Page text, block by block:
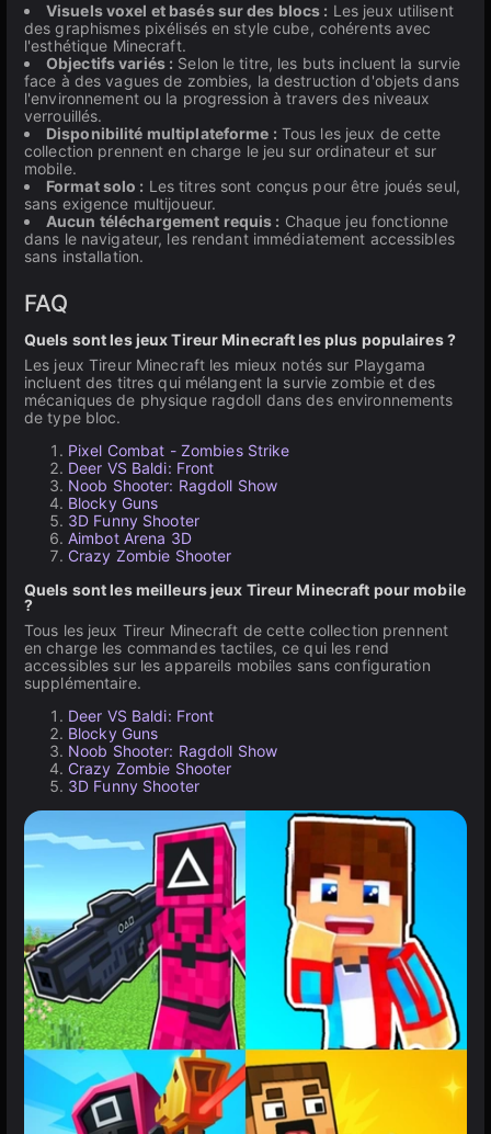
Visuels voxel et basés sur des blocs : Les jeux utilisent
des graphismes pixélisés en style cube, cohérents avec
l'esthétique Minecraft.
Objectifs variés : Selon le titre, les buts incluent la survie
face à des vagues de zombies, la destruction d'objets dans
l'environnement ou la progression à travers des niveaux
verrouillés.
Disponibilité multiplateforme : Tous les jeux de cette
collection prennent en charge le jeu sur ordinateur et sur
mobile.
Format solo : Les titres sont conçus pour être joués seul,
sans exigence multijoueur.
Aucun téléchargement requis : Chaque jeu fonctionne
dans le navigateur, les rendant immédiatement accessibles
sans installation.
FAQ
Quels sont les jeux Tireur Minecraft les plus populaires ?
Les jeux Tireur Minecraft les mieux notés sur Playgama
incluent des titres qui mélangent la survie zombie et des
mécaniques de physique ragdoll dans des environnements
de type bloc.
Pixel Combat - Zombies Strike
Deer VS Baldi: Front
Noob Shooter: Ragdoll Show
Blocky Guns
3D Funny Shooter
Aimbot Arena 3D
Crazy Zombie Shooter
Quels sont les meilleurs jeux Tireur Minecraft pour mobile
?
Tous les jeux Tireur Minecraft de cette collection prennent
en charge les commandes tactiles, ce qui les rend
accessibles sur les appareils mobiles sans configuration
supplémentaire.
Deer VS Baldi: Front
Blocky Guns
Noob Shooter: Ragdoll Show
Crazy Zombie Shooter
3D Funny Shooter